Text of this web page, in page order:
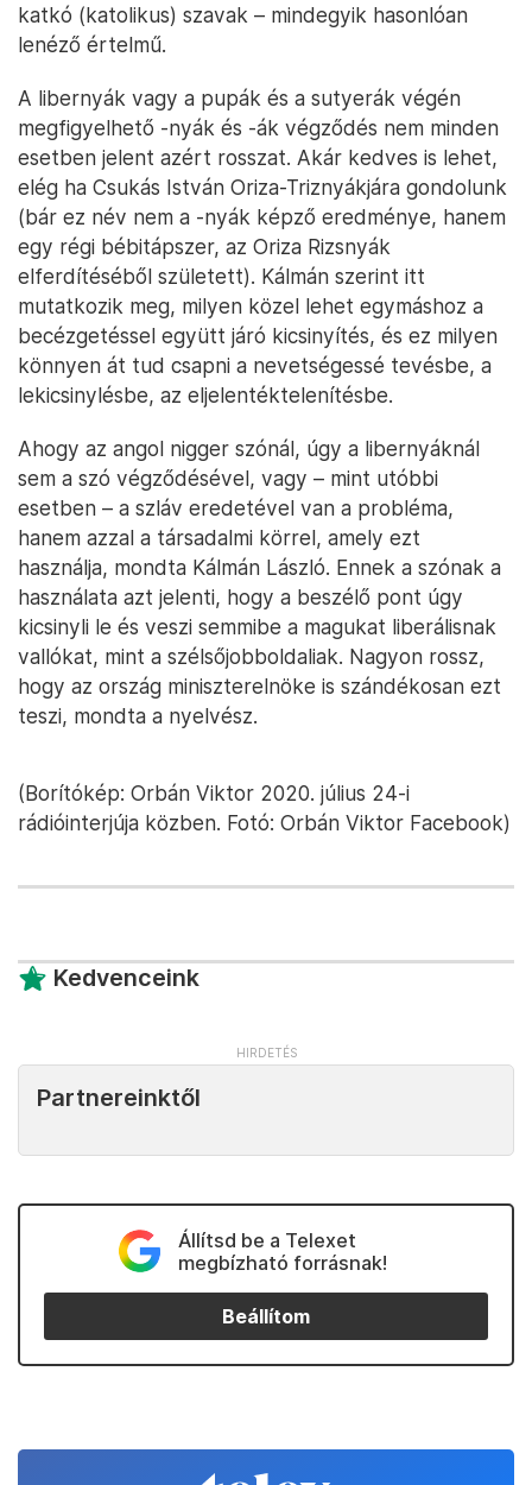
katkó (katolikus) szavak – mindegyik hasonlóan
lenéző értelmű.
A libernyák vagy a pupák és a sutyerák végén
megfigyelhető -nyák és -ák végződés nem minden
esetben jelent azért rosszat. Akár kedves is lehet,
elég ha Csukás István Oriza-Triznyákjára gondolunk
(bár ez név nem a -nyák képző eredménye, hanem
egy régi bébitápszer, az Oriza Rizsnyák
elferdítéséből született). Kálmán szerint itt
mutatkozik meg, milyen közel lehet egymáshoz a
becézgetéssel együtt járó kicsinyítés, és ez milyen
könnyen át tud csapni a nevetségessé tevésbe, a
lekicsinylésbe, az eljelentéktelenítésbe.
Ahogy az angol nigger szónál, úgy a libernyáknál
sem a szó végződésével, vagy – mint utóbbi
esetben – a szláv eredetével van a probléma,
hanem azzal a társadalmi körrel, amely ezt
használja, mondta Kálmán László. Ennek a szónak a
használata azt jelenti, hogy a beszélő pont úgy
kicsinyli le és veszi semmibe a magukat liberálisnak
vallókat, mint a szélsőjobboldaliak. Nagyon rossz,
hogy az ország miniszterelnöke is szándékosan ezt
teszi, mondta a nyelvész.
(Borítókép: Orbán Viktor 2020. július 24-i
rádióinterjúja közben. Fotó: Orbán Viktor Facebook)
Kedvenceink
Partnereinktől
Állítsd be a Telexet
megbízható forrásnak!
Beállítom